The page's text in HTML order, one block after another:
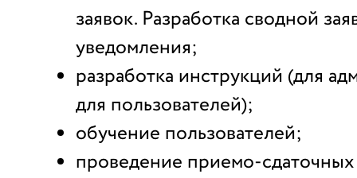
заявок. Разработка сводной
уведомления;
разработка инструкций (для
для пользователей);
обучение пользователей;
проведение приемо-